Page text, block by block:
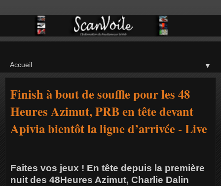
▼
Finish à bout de souffle pour les 48
Heures Azimut, PRB en tête devant
Apivia bientôt la ligne d’arrivée - Live
Faites vos jeux ! En tête depuis la première
nuit des 48Heures Azimut, Charlie Dalin